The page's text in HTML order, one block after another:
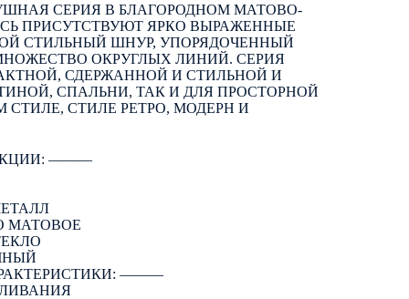
СЕРИЯ В БЛАГОРОДНОМ МАТОВО-
ПРИСУТСТВУЮТ ЯРКО ВЫРАЖЕННЫЕ
СТИЛЬНЫЙ ШНУР, УПОРЯДОЧЕННЫЙ
ОКРУГЛЫХ ЛИНИЙ. СЕРИЯ
СДЕРЖАННОЙ И СТИЛЬНОЙ И
СПАЛЬНИ, ТАК И ДЛЯ ПРОСТОРНОЙ
СТИЛЕ РЕТРО, МОДЕРН И
―――
МАТОВОЕ
―――